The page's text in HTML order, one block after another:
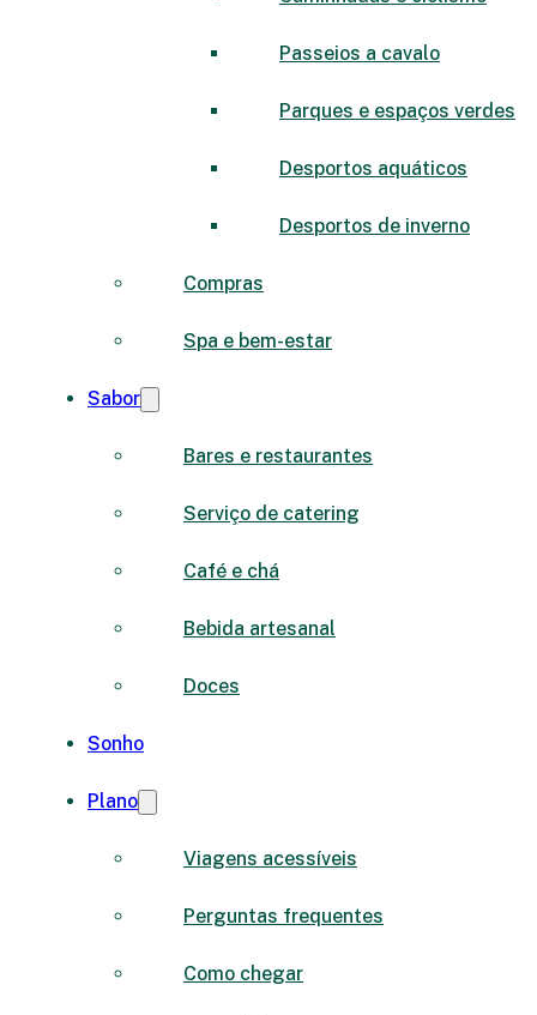
Passeios a cavalo
Parques e espaços verdes
Desportos aquáticos
Desportos de inverno
Compras
Spa e bem-estar
Sabor
Bares e restaurantes
Serviço de catering
Café e chá
Bebida artesanal
Doces
Sonho
Plano
Viagens acessíveis
Perguntas frequentes
Como chegar